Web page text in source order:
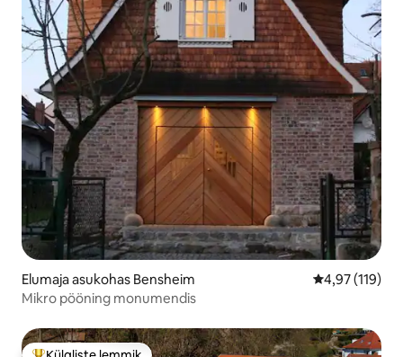
Elumaja asukohas Bensheim Keskmine
4,97 (119)
Mikro pööning monumendis